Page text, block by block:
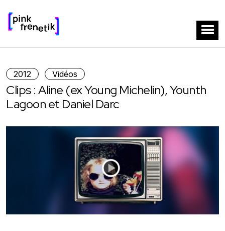
2012 Vidéos
Clips : Aline (ex Young Michelin), Younth
Lagoon et Daniel Darc